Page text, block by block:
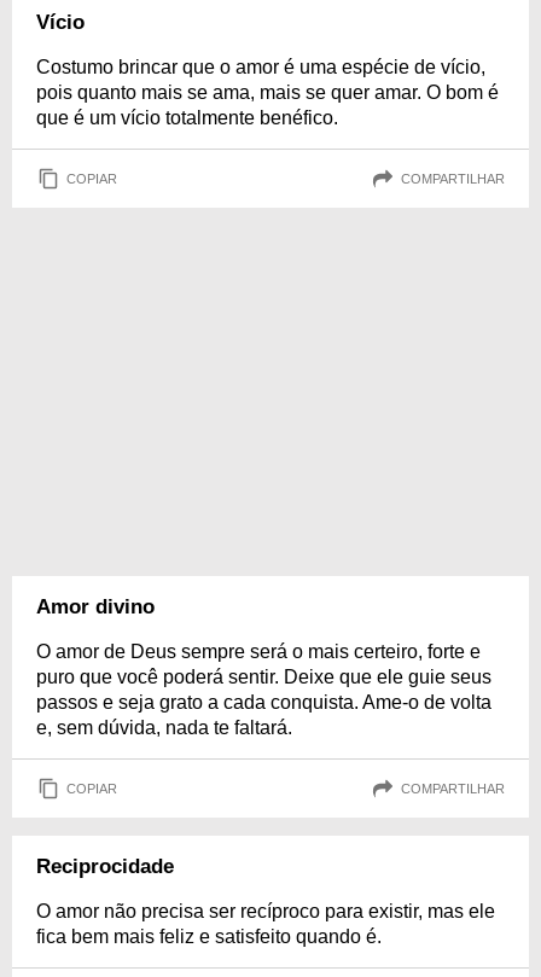
Vício
Costumo brincar que o amor é uma espécie de vício,
pois quanto mais se ama, mais se quer amar. O bom é
que é um vício totalmente benéfico.
COPIAR COMPARTILHAR
Amor divino
O amor de Deus sempre será o mais certeiro, forte e
puro que você poderá sentir. Deixe que ele guie seus
passos e seja grato a cada conquista. Ame-o de volta
e, sem dúvida, nada te faltará.
COPIAR COMPARTILHAR
Reciprocidade
O amor não precisa ser recíproco para existir, mas ele
fica bem mais feliz e satisfeito quando é.